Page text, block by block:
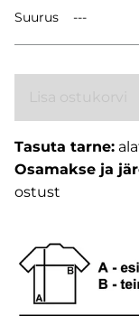
Suurus
Tasuta tarne:
Osamakse ja
ostust